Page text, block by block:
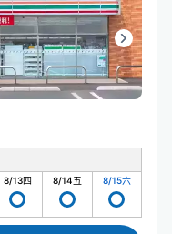
8/13四 8/14五 8/15六